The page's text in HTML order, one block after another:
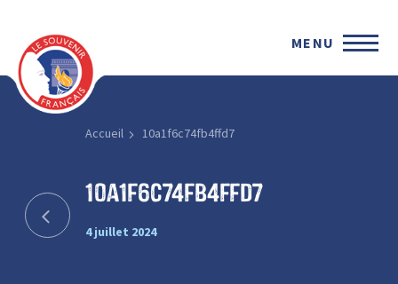
MENU
Accueil 10a1f6c74fb4ffd7
10a1f6c74fb4ffd7
4 juillet 2024